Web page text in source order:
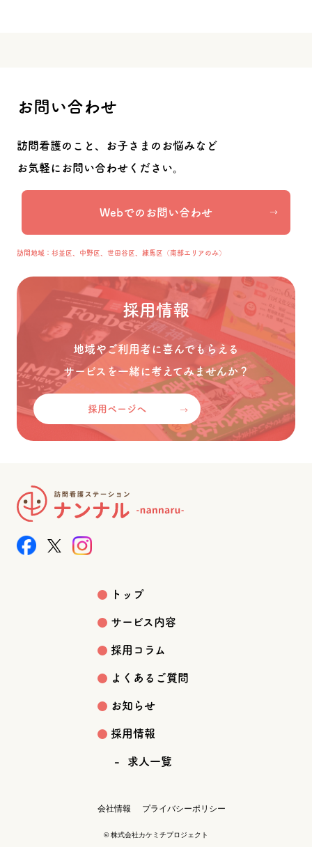
お問い合わせ
訪問看護のこと、お子さまのお悩みなど
お気軽にお問い合わせください。
Webでのお問い合わせ
訪問地域：杉並区、中野区、世田谷区、練馬区（南部エリアのみ）
採用情報
地域やご利用者に喜んでもらえる
サービスを一緒に考えてみませんか？
採用ページへ
トップ
サービス内容
採用コラム
よくあるご質問
お知らせ
採用情報
求人一覧
会社情報 プライバシーポリシー
© 株式会社カケミチプロジェクト